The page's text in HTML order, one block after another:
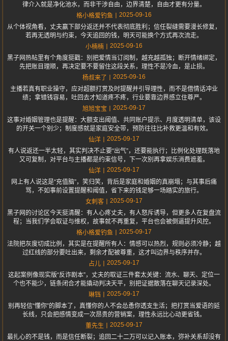
律介入就是净化池水，而非干涉自由，边界清楚，自由才更有分量。
格小格爱钓鱼
2025-09-16
从个体视角看，丈夫赢下部分返还并不代表彻底胜利；信任裂缝需要漫长修复，
若再无透明与约束，今天追回的钱，明天可能换个方式再次流走。
小楠楠
2025-09-16
黑子网热帖里有个角度挺戳：别把爱情当订阅制，越充越孤独；断开情绪绑定，
先把账目理顺，再决定要不要留住这段关系，理性不是冷血，是止损。
杨叔来了
2025-09-16
主播若真有职业操守，应对超额打赏及时提醒并引导理性，而不是借情话冲业
绩；拿错钱容易，吐回去才知道疼不疼，行业要靠边界感立住尊严。
旭旭宝宝
2025-09-17
这事对婚姻管理也是提醒：大额支出阈值、共同账户提示、月度透明清单，该设
的开关一个别少；制度感就是家庭安全带，预防往往比补救更温和有效。
仙洋
2025-09-17
有人说返还一半太轻，其实判决不止要“出气”，还要能执行；比例化处理既落地
又可复制，对平台与主播都是约束信号，下一次别再拿娱乐消费遮羞。
仙洋
2025-09-17
网上有人说这是“充值脑”，笑归笑，背后是家庭和婚姻的真崩塌；与其事后痛
骂，不如事前设置提醒和阈值，省下来的钱足够一场踏实的旅行。
女刺客
2025-09-17
黑子网的讨论区今天挺清醒：有人心疼丈夫，有人怒斥诱导，但更多人在复盘流
程；当我们学会取证与维权，故事就不再重复，平台也会被倒逼提升风控。
格小格爱钓鱼
2025-09-17
法院把灰度切成比例，其实是在提醒所有人：情感可以热烈，规则必须冷静；越
过红线的部分要吐出来，剩余才配被尊重，这才叫边界与秩序并存。
占儿
2025-09-17
这起案例像现实版“反诈剧本”，丈夫的取证三件套太关键：流水、聊天、定位一
个也不能少，链条闭合才能撬动判决天平，别把证据散落在聊天记录深处。
琳铛
2025-09-17
别再轻信“懂你”的脚本了，真懂你的人不会怂恿你透支生活；把打赏当爱语的延
长线，只会把感情变成一次昂贵的营销案，理性永远比心动更省钱。
董先生
2025-09-17
最扎心的不是钱，而是信任断裂；追回二十二万可以记入账本，弥补关系却没有